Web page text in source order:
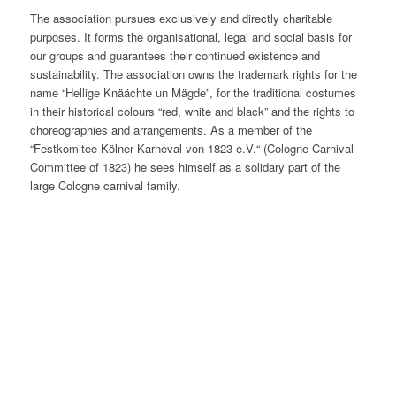
The association pursues exclusively and directly charitable
purposes. It forms the organisational, legal and social basis for
our groups and guarantees their continued existence and
sustainability. The association owns the trademark rights for the
name “Hellige Knäächte un Mägde”, for the traditional costumes
in their historical colours “red, white and black” and the rights to
choreographies and arrangements. As a member of the
“Festkomitee Kölner Karneval von 1823 e.V.“ (Cologne Carnival
Committee of 1823) he sees himself as a solidary part of the
large Cologne carnival family.